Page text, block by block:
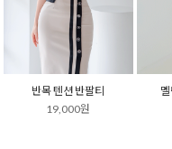
반목 텐션 반팔티
19,000원